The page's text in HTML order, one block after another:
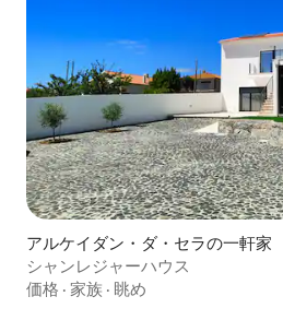
アルケイダン・ダ・セラの一軒家
シャンレジャーハウス
価格 · 家族 · 眺め